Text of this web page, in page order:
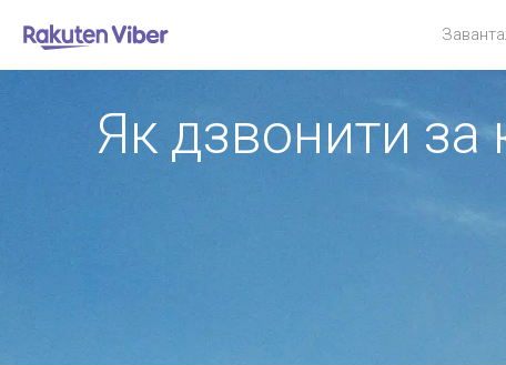
Як дзвонити